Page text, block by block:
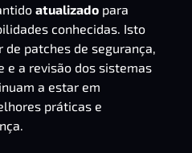
atualizado para
conhecidas. Isto
patches de segurança,
a revisão dos sistemas
a estar em
práticas e